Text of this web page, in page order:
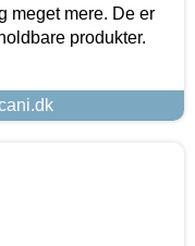
meget mere. De er
produkter.